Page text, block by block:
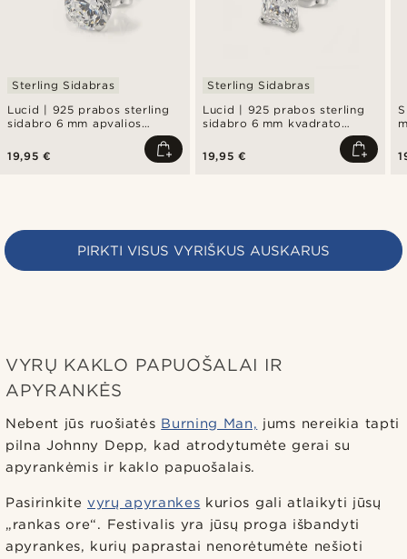
Lucid | 925 prabos sterling
sidabro 6 mm apvalios
formos cirkonio auskaras
Sterling Sidabras
19,95 €
Lucid | 925 prabos sterling
sidabro 6 mm kvadrato
formos cirkonio auskaras
Sterling Sidabras
19,95 €
PIRKTI VISUS VYRIŠKUS AUSKARUS
VYRŲ KAKLO PAPUOŠALAI IR
APYRANKĖS
Nebent jūs ruošiatės Burning Man, jums nereikia tapti
pilna Johnny Depp, kad atrodytumėte gerai su
apyrankėmis ir kaklo papuošalais.
Pasirinkitevyrų apyrankes kurios gali atlaikyti jūsų
„rankas ore“. Festivalis yra jūsų proga išbandyti
apyrankes, kurių paprastai nenorėtumėte nešioti